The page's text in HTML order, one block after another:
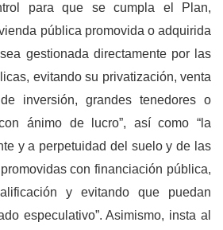
para que se cumpla el Plan,
pública promovida o adquirida
gestionada directamente por las
evitando su privatización, venta
inversión, grandes tenedores o
ánimo de lucro”, así como “la
y a perpetuidad del suelo y de las
con financiación pública,
y evitando que puedan
especulativo”. Asimismo, insta al